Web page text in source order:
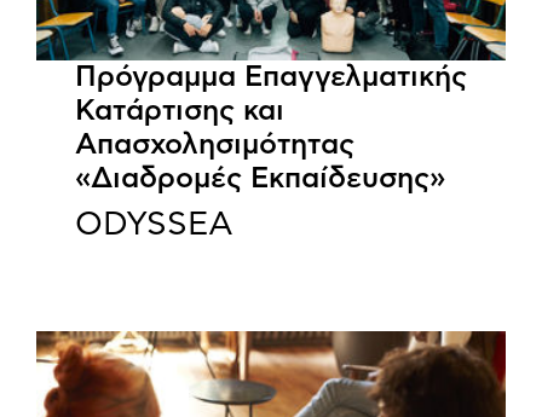
Πρόγραμμα Επαγγελματικής
Κατάρτισης και
Απασχολησιμότητας
«Διαδρομές Εκπαίδευσης»
ODYSSEA